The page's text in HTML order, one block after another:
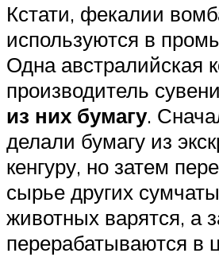
Кстати, фекалии
используются в
Одна австралийская
производитель
из них бумагу.
делали бумагу из
кенгуру, но затем
сырье других
животных варятся, а
перерабатываются в